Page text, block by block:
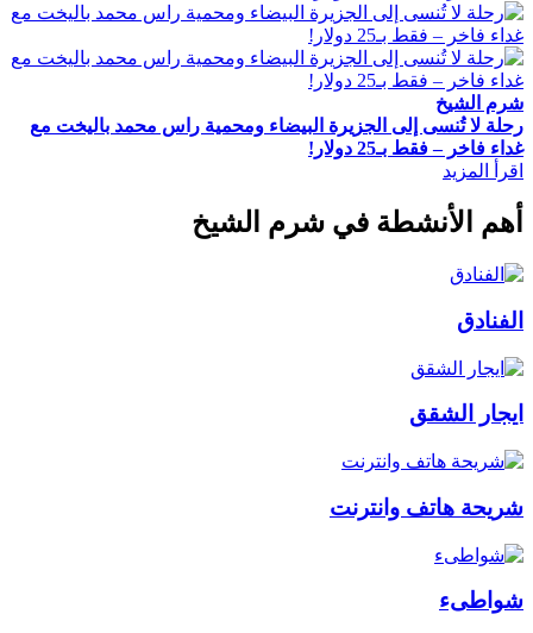
شرم الشيخ
رحلة لا تُنسى إلى الجزيرة البيضاء ومحمية راس محمد باليخت مع
غداء فاخر – فقط بـ25 دولار!
اقرأ المزيد
أهم الأنشطة في شرم الشيخ
الفنادق
ايجار الشقق
شريحة هاتف وانترنت
شواطىء